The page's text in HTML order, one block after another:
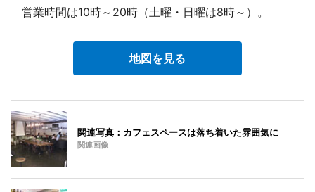
営業時間は10時～20時（土曜・日曜は8時～）。
地図を見る
関連写真：カフェスペースは落ち着いた雰囲気に
関連画像